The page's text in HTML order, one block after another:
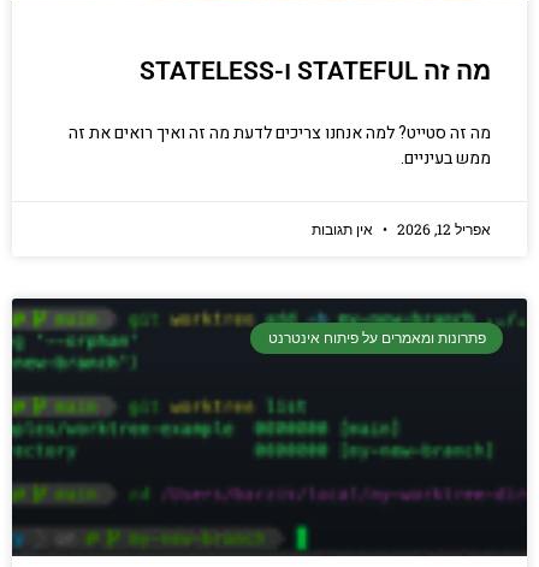
מה זה STATEFUL ו-STATELESS
מה זה סטייט? למה אנחנו צריכים לדעת מה זה ואיך רואים את זה
ממש בעיניים.
אפריל 12, 2026 אין תגובות
פתרונות ומאמרים על פיתוח אינטרנט